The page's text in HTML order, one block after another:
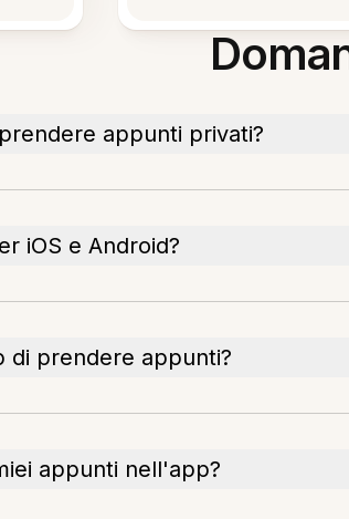
appunti privati?
iOS e Android?
di prendere appunti?
appunti nell'app?